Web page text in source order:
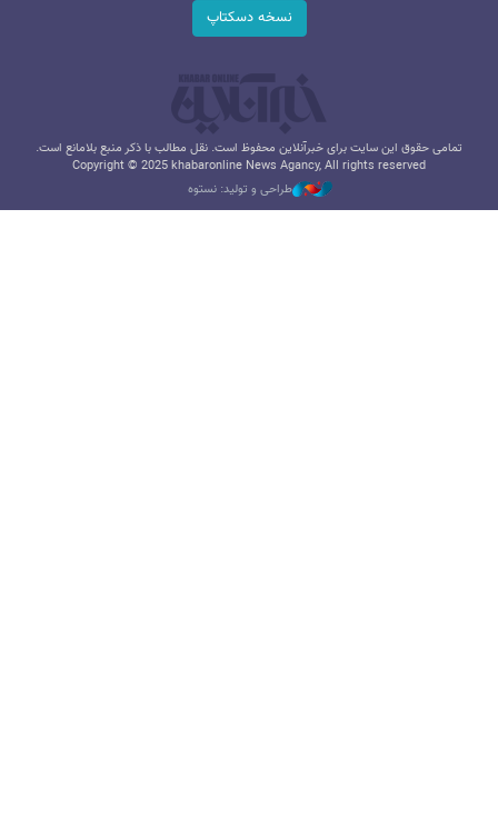
نسخه دسکتاپ
تمامی حقوق این سایت برای خبرآنلاین محفوظ است. نقل مطالب با ذکر منبع بلامانع است.
Copyright © 2025 khabaronline News Agancy, All rights reserved
طراحی و تولید: نستوه